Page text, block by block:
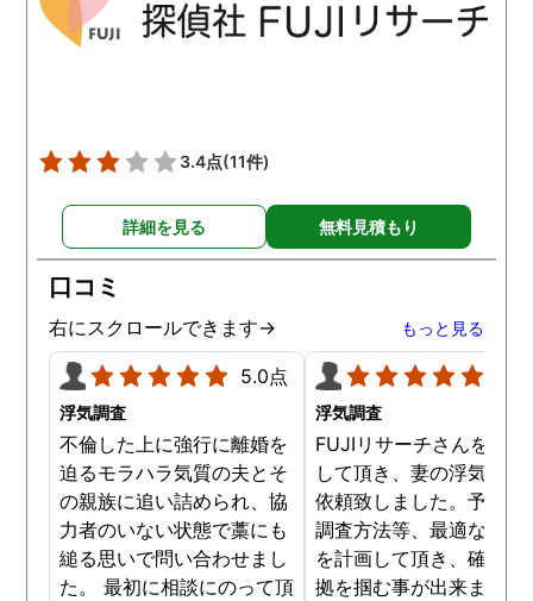
3.4点(11件)
詳細を見る 無料見積もり
口コミ
右にスクロールできます→ もっと見る
5.0点
浮気調査
不倫した上に強行に離婚を
迫るモラハラ気質の夫とそ
の親族に追い詰められ、協
力者のいない状態で藁にも
縋る思いで問い合わせまし
た。 最初に相談にのって頂
浮気調査
FUJIリサーチさんをご紹
して頂き、妻の浮気調査
依頼致しました。予算か
調査方法等、最適なやり
を計画して頂き、確実な
拠を掴む事が出来ました